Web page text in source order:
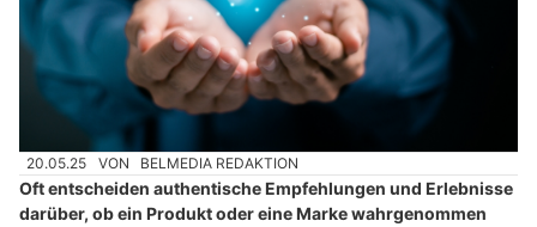
20.05.25 VON BELMEDIA REDAKTION
Oft entscheiden authentische Empfehlungen und Erlebnisse
darüber, ob ein Produkt oder eine Marke wahrgenommen